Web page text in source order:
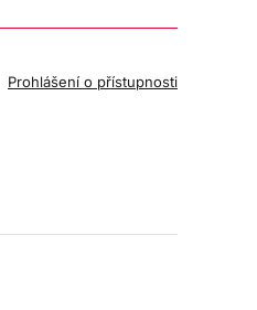
Prohlášení o přístupnosti